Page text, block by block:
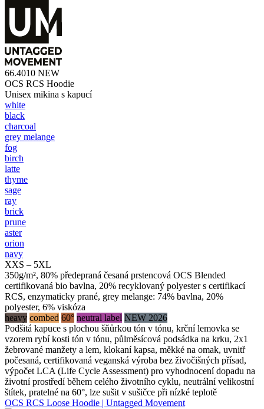
66.4010 NEW
OCS RCS Hoodie
Unisex mikina s kapucí
white
black
charcoal
grey melange
fog
birch
latte
thyme
sage
ray
brick
prune
aster
orion
navy
XXS – 5XL
350g/m², 80% předepraná česaná prstencová OCS Blended
certifikovaná bio bavlna, 20% recyklovaný polyester s certifikací
RCS, enzymaticky prané, grey melange: 74% bavlna, 20%
polyester, 6% viskóza
heavy combed 60° neutral label NEW 2026
Podšitá kapuce s plochou šňůrkou tón v tónu, krční lemovka se
vzorem rybí kosti tón v tónu, půlměsícová podsádka na krku, 2x1
žebrované manžety a lem, klokaní kapsa, měkké na omak, uvnitř
počesaná, certifikovaná veganská výroba bez živočišných přísad,
výpočet LCA (Life Cycle Assessment) pro vyhodnocení dopadu na
životní prostředí během celého životního cyklu, neutrální velikostní
štítek, pratelné na 60°, lze sušit v sušičce při nízké teplotě
OCS RCS Loose Hoodie | Untagged Movement